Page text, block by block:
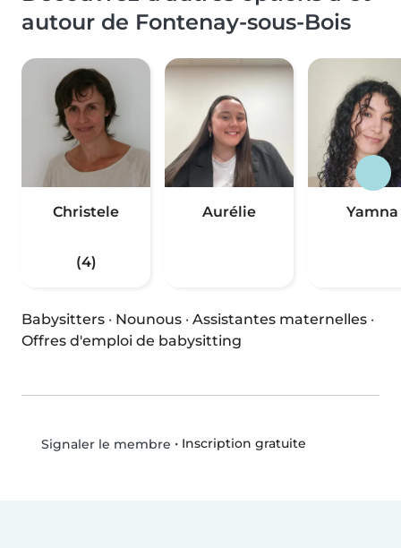
autour de Fontenay-sous-Bois
Christele
(4)
Aurélie Yamna
Babysitters · Nounous · Assistantes maternelles ·
Offres d'emploi de babysitting
Signaler le membre • Inscription gratuite